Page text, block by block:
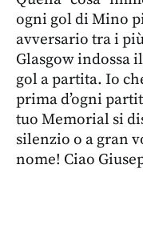
ogni gol di Mino
avversario tra i
Glasgow indossa
gol a partita. Io
prima d’ogni
tuo Memorial si
silenzio o a gran
nome! Ciao